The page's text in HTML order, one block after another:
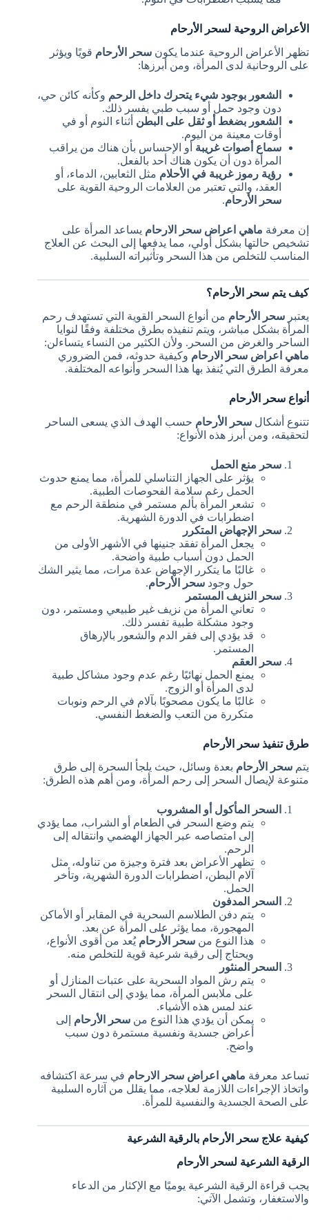
الأعراض الروحية لسحر الأرحام
تظهر الأعراض الروحية عندما يكون سحر الأرحام قويًا ويؤثر
على الروحانية لدى المرأة، ومن أبرزها:
الشعور بوجود شيء يتحرك داخل الرحم وكأنه كائن حي،
دون وجود حمل أو سبب طبي يفسر ذلك.
الشعور بضغط أو ثقل على البطن أثناء النوم أو في
أوقات معينة من اليوم.
سماع أصوات غريبة أو الإحساس بأن هناك من يراقب
المرأة دون أن يكون هناك أحد بالفعل.
رؤية رموز غريبة في الأحلام مثل الثعابين، الدماء، أو
العقد، والتي تعتبر من العلامات الروحية القوية على
سحر الأرحام.
إن معرفة ماهي اعراض سحر الارحام يساعد المرأة على
تشخيص حالتها بشكل أولي، مما يدفعها إلى البحث عن العلاج
المناسب للتخلص من هذا السحر وتأثيراته السلبية.
كيف يتم سحر الأرحام؟
يعتبر سحر الأرحام من أنواع السحر القوية التي تستهدف رحم
المرأة بشكل مباشر، ويتم تنفيذه بطرق مختلفة وفقًا لنوايا
الساحر والغرض من السحر. ولأن الكثير من النساء يتساءلن:
ماهي اعراض سحر الارحام وكيفية حدوثه، فمن الضروري
معرفة الطرق التي يُنفذ بها هذا السحر وأنواعه المختلفة.
أنواع سحر الأرحام
تتنوع أشكال سحر الأرحام حسب الهدف الذي يسعى الساحر
لتحقيقه، ومن أبرز هذه الأنواع:
سحر منع الحمل
يؤثر على الجهاز التناسلي للمرأة، مما يمنع حدوث
الحمل رغم سلامة الفحوصات الطبية.
تشعر المرأة بألم مستمر في منطقة الرحم مع
اضطرابات في الدورة الشهرية.
سحر الإجهاض المتكرر
يجعل المرأة تفقد جنينها في الأشهر الأولى من
الحمل دون أسباب طبية واضحة.
غالبًا ما يتكرر الإجهاض عدة مرات، مما يثير الشك
حول وجود سحر الأرحام.
سحر النزيف المستمر
تعاني المرأة من نزيف غير طبيعي ومستمر، دون
وجود مشكلة طبية تفسر ذلك.
قد يؤدي إلى فقر الدم والشعور بالإرهاق
المستمر.
سحر العقم
يمنع الحمل نهائيًا رغم عدم وجود مشاكل طبية
لدى المرأة أو الزوج.
غالبًا ما يكون مصحوبًا بآلام في الرحم ونوبات
متكررة من التعب والضغط النفسي.
طرق تنفيذ سحر الأرحام
يتم سحر الأرحام بعدة وسائل، حيث يلجأ السحرة إلى طرق
متنوعة لإيصال السحر إلى رحم المرأة، ومن أهم هذه الطرق:
السحر المأكول أو المشروب
يتم وضع السحر في الطعام أو الشراب، مما يؤدي
إلى امتصاصه عبر الجهاز الهضمي وانتقاله إلى
الرحم.
تظهر الأعراض بعد فترة وجيزة من تناوله، مثل
آلام البطن، اضطرابات الدورة الشهرية، وتأخر
الحمل.
السحر المدفون
يتم دفن الطلاسم السحرية في المقابر أو الأماكن
المهجورة، مما يؤثر على المرأة عن بعد.
هذا النوع من سحر الأرحام يُعد من أقوى الأنواع،
ويحتاج إلى رقية شرعية قوية للتخلص منه.
السحر المنثور
يتم رش المواد السحرية على عتبات المنازل أو
على ملابس المرأة، مما يؤدي إلى انتقال السحر
عند لمس هذه الأشياء.
يمكن أن يؤدي هذا النوع من سحر الأرحام إلى
أعراض جسدية ونفسية مستمرة دون سبب
واضح.
تساعد معرفة ماهي اعراض سحر الارحام في سرعة اكتشافه
واتخاذ الإجراءات اللازمة لعلاجه، مما يقلل من آثاره السلبية
على الصحة الجسدية والنفسية للمرأة.
كيفية علاج سحر الأرحام بالرقية الشرعية
الرقية الشرعية لسحر الأرحام
يجب قراءة الرقية الشرعية يوميًا مع الإكثار من الدعاء
والاستغفار، وتشمل الآتي: